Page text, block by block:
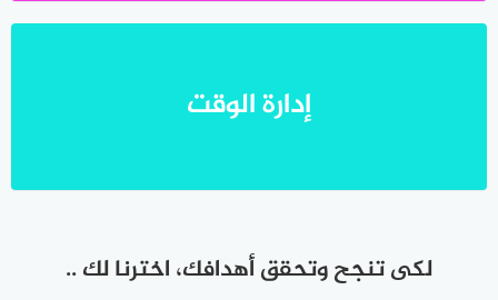
إدارة الوقت
لكى تنجح وتحقق أهدافك، اخترنا لك ..